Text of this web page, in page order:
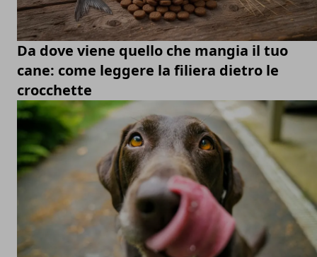
Da dove viene quello che mangia il tuo
cane: come leggere la filiera dietro le
crocchette